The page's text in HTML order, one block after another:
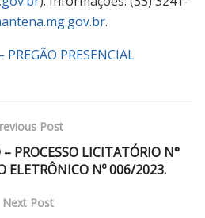
.
PRESENCIAL
Post
PROCESSO LICITATÓRIO N°
ELETRÔNICO Nº 006/2023.
Next Post